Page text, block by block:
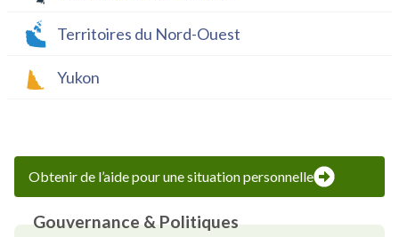
Territoires du Nord-Ouest
Yukon
Obtenir de l’aide pour une situation personnelle
Gouvernance & Politiques